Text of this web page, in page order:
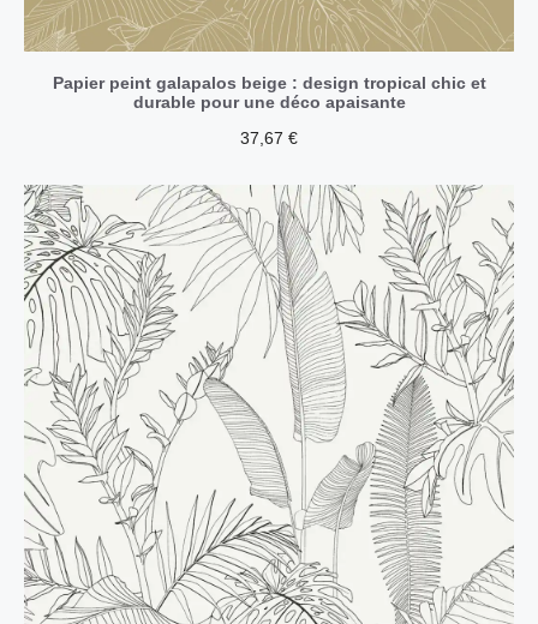
Papier peint galapalos beige : design tropical chic et
durable pour une déco apaisante
37,67 €